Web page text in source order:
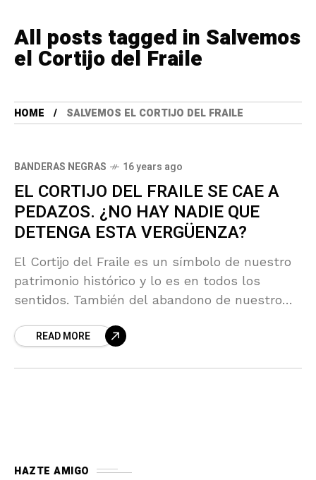
All posts tagged in Salvemos
el Cortijo del Fraile
HOME SALVEMOS EL CORTIJO DEL FRAILE
BANDERAS NEGRAS 16 years ago
EL CORTIJO DEL FRAILE SE CAE A
PEDAZOS. ¿NO HAY NADIE QUE
DETENGA ESTA VERGÜENZA?
El Cortijo del Fraile es un símbolo de nuestro
patrimonio histórico y lo es en todos los
sentidos. También del abandono de nuestro
READ MORE
HAZTE AMIGO